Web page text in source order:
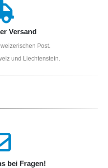
Versand
Post.
und Liechtenstein.
bei Fragen!